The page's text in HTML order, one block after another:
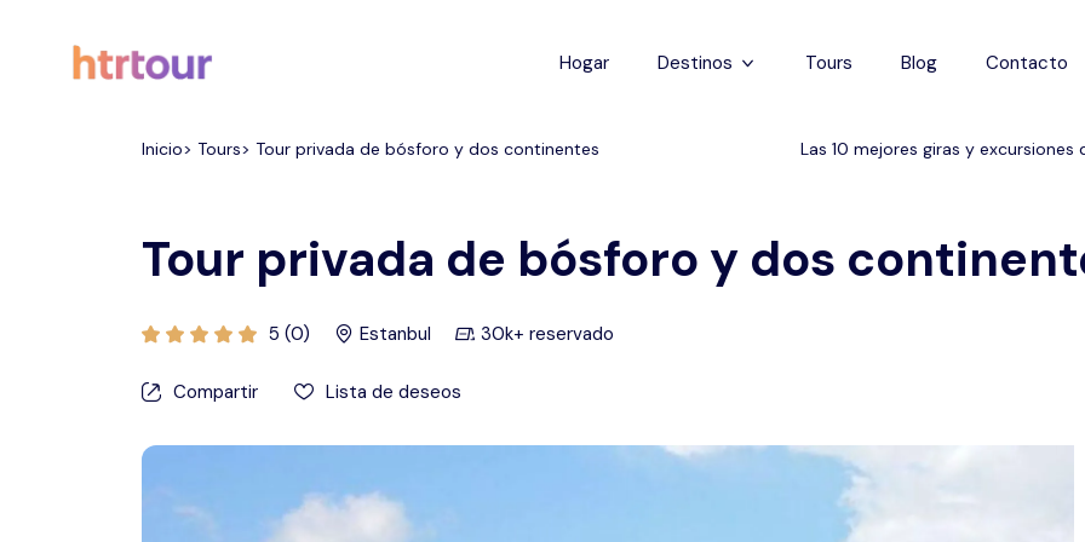
Todos los filtros Hogar Destinos
Antalya
Pamukkale
Tours Blog Contacto
Inicio> Tours> Tour privada de bósforo y dos continentes Las 10 mejores giras y
Tour privada de bósforo y dos
5 (0) Estanbul 30k+ reservado
Compartir Lista de deseos